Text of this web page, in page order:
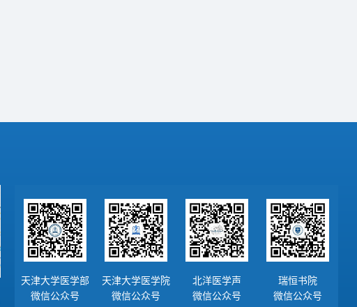
天津大学医学部
微信公众号
天津大学医学院
微信公众号
北洋医学声
微信公众号
瑞恒书院
微信公众号